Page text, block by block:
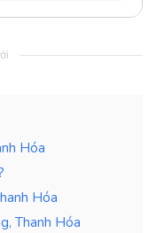
Hóa
Hóa
Thanh Hóa